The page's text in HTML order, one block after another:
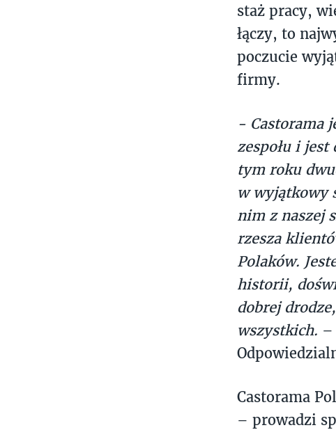
staż pracy,
łączy, to
poczucie
firmy.
- Castorama
zespołu i
tym roku
w wyjątkowy
nim z naszej
rzesza
Polaków.
historii,
dobrej
wszystkich. –
Castorama
– prowadzi